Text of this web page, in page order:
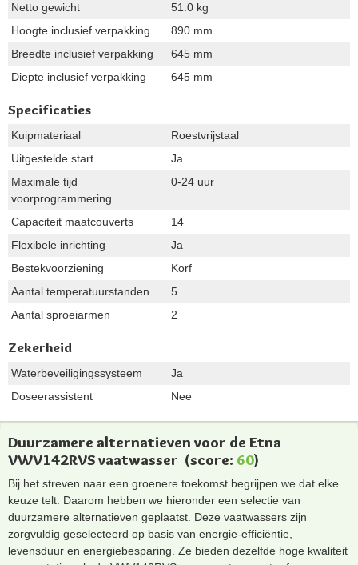
Netto gewicht
51.0 kg
Hoogte inclusief verpakking
890 mm
Breedte inclusief verpakking
645 mm
Diepte inclusief verpakking
645 mm
Specificaties
Kuipmateriaal
Roestvrijstaal
Uitgestelde start
Ja
Maximale tijd
voorprogrammering
0-24 uur
Capaciteit maatcouverts
14
Flexibele inrichting
Ja
Bestekvoorziening
Korf
Aantal temperatuurstanden
5
Aantal sproeiarmen
2
Zekerheid
Waterbeveiligingssysteem
Ja
Doseerassistent
Nee
Duurzamere alternatieven voor de Etna
VWV142RVS vaatwasser (score: 60)
Bij het streven naar een groenere toekomst begrijpen we dat elke
keuze telt. Daarom hebben we hieronder een selectie van
duurzamere alternatieven geplaatst. Deze vaatwassers zijn
zorgvuldig geselecteerd op basis van energie-efficiëntie,
levensduur en energiebesparing. Ze bieden dezelfde hoge kwaliteit